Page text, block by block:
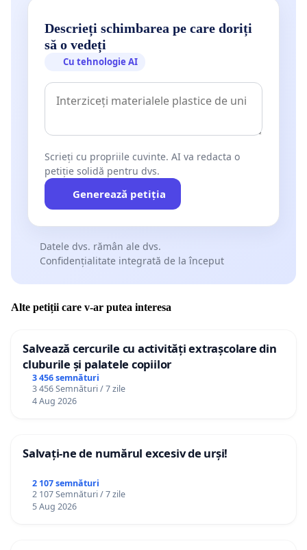
Descrieți schimbarea pe care doriți
să o vedeți
Cu tehnologie AI
Scrieți cu propriile cuvinte. AI va redacta o
petiție solidă pentru dvs.
Generează petiția
Datele dvs. rămân ale dvs.
Confidențialitate integrată de la început
Alte petiții care v-ar putea interesa
Salvează cercurile cu activități extrașcolare din
cluburile și palatele copiilor
3 456 semnături
3 456 Semnături / 7 zile
4 Aug 2026
Salvați-ne de numărul excesiv de urși!
2 107 semnături
2 107 Semnături / 7 zile
5 Aug 2026